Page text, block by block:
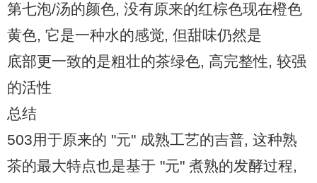
第七泡/汤的颜色, 没有原来的红棕色现在橙色
黄色, 它是一种水的感觉, 但甜味仍然是
底部更一致的是粗壮的茶绿色, 高完整性, 较强
的活性
总结
503用于原来的 "元" 成熟工艺的吉普, 这种熟
茶的最大特点也是基于 "元" 煮熟的发酵过程,